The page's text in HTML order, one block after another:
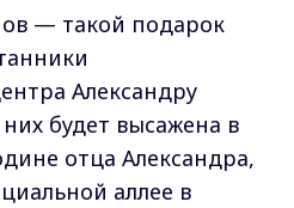
— такой подарок
Александру
будет высажена в
отца Александра,
аллее в